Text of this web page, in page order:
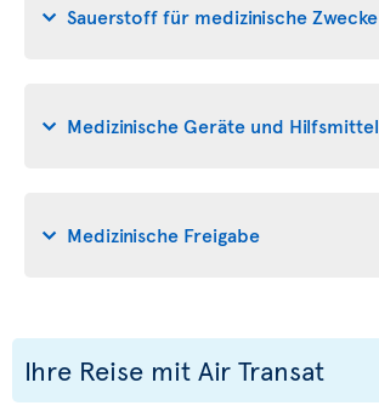
Sauerstoff für medizinische Zwecke
Medizinische Geräte und Hilfsmittel
Medizinische Freigabe
Ihre Reise mit Air Transat